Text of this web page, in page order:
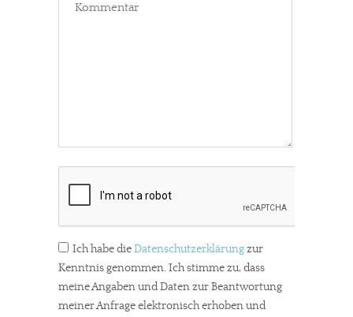
Ich habe dieDatenschutzerklärungzur
Kenntnis genommen. Ich stimme zu, dass
meine Angaben und Daten zur Beantwortung
meiner Anfrage elektronisch erhoben und